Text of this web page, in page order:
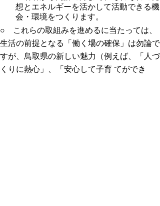
想とエネルギーを活かして活動できる機
会・環境をつくります。
○ これらの取組みを進めるに当たっては、
生活の前提となる「働く場の確保」は勿論で
すが、鳥取県の新しい魅力（例えば、「人づ
くりに熱心」、「安心して子育 てができ